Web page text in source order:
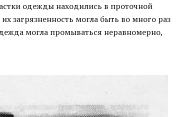
одежды находились в проточной
загрязненность могла быть во много раз
могла промываться неравномерно,